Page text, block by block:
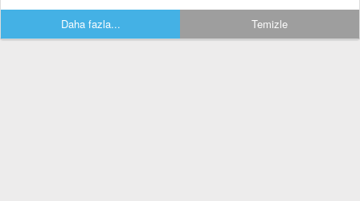
Daha fazla... Temizle